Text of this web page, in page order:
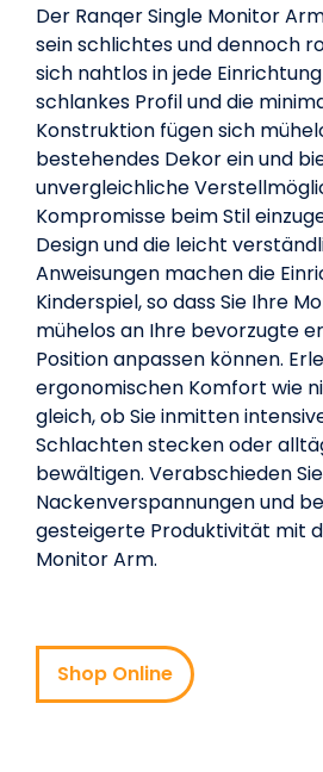
Der Ranqer Single Monitor
sein schlichtes und dennoch
sich nahtlos in jede
schlankes Profil und die
Konstruktion fügen sich
bestehendes Dekor ein und
unvergleichliche
Kompromisse beim Stil
Design und die leicht
Anweisungen machen die
Kinderspiel, so dass Sie Ihre
mühelos an Ihre bevorzugte
Position anpassen können.
ergonomischen Komfort wie
gleich, ob Sie inmitten
Schlachten stecken oder
bewältigen. Verabschieden
Nackenverspannungen und
gesteigerte Produktivität mit
Monitor Arm.
Shop Online